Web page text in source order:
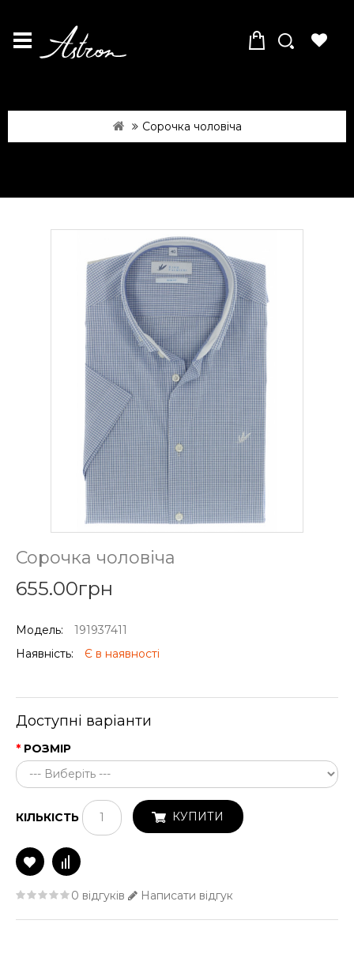
Сорочка чоловіча
Сорочка чоловіча
655.00грн
Модель:
191937411
Наявність:
Є в наявності
Доступні варіанти
РОЗМІР
КІЛЬКІСТЬ КУПИТИ
0 відгуків Написати відгук